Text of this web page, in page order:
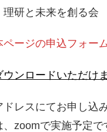
研と未来を創る会
ページの申込フォー
ンロードいただけま
レスにてお申し込
、zoomで実施予定で